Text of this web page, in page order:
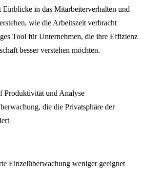
Einblicke in das Mitarbeiterverhalten und
wie die Arbeitszeit verbracht
Tool für Unternehmen, die ihre Effizienz
besser verstehen möchten.
Produktivität und Analyse
die die Privatsphäre der
Einzelüberwachung weniger geeignet